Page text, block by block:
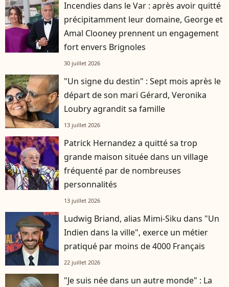
Incendies dans le Var : après avoir quitté
précipitamment leur domaine, George et
Amal Clooney prennent un engagement
fort envers Brignoles
30 juillet 2026
"Un signe du destin" : Sept mois après le
départ de son mari Gérard, Veronika
Loubry agrandit sa famille
13 juillet 2026
Patrick Hernandez a quitté sa trop
grande maison située dans un village
fréquenté par de nombreuses
personnalités
13 juillet 2026
Ludwig Briand, alias Mimi-Siku dans "Un
Indien dans la ville", exerce un métier
pratiqué par moins de 4000 Français
22 juillet 2026
"Je suis née dans un autre monde" : La